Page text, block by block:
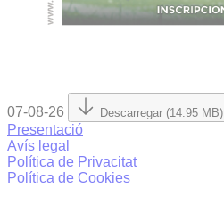
07-08-26 Descarregar (14.95 MB)
Presentació
Avís legal
Política de Privacitat
Política de Cookies